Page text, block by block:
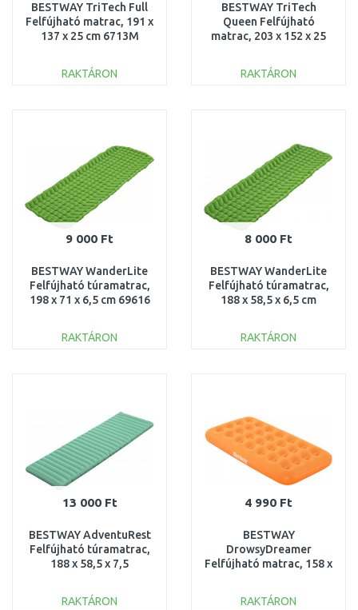
BESTWAY TriTech Full
Felfújható matrac, 191 x
137 x 25 cm 6713M
RAKTÁRON
BESTWAY TriTech
Queen Felfújható
matrac, 203 x 152 x 25
RAKTÁRON
9 000 Ft
BESTWAY WanderLite
Felfújható túramatrac,
198 x 71 x 6,5 cm 69616
RAKTÁRON
8 000 Ft
BESTWAY WanderLite
Felfújható túramatrac,
188 x 58,5 x 6,5 cm
RAKTÁRON
13 000 Ft
BESTWAY AdventuRest
Felfújható túramatrac,
188 x 58,5 x 7,5
RAKTÁRON
4 990 Ft
BESTWAY
DrowsyDreamer
Felfújható matrac, 158 x
67918
RAKTÁRON